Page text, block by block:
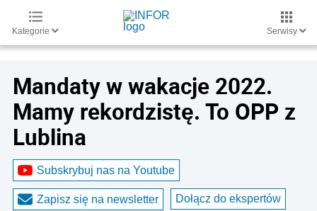
Kategorie Serwisy
Mandaty w wakacje 2022.
Mamy rekordzistę. To OPP z
Lublina
Subskrybuj nas na Youtube
Zapisz się na newsletter Dołącz do ekspertów